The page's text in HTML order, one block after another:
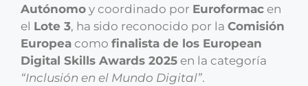
Autónomo y coordinado por Euroformac en
el Lote 3, ha sido reconocido por la Comisión
Europea como finalista de los European
Digital Skills Awards 2025 en la categoría
“Inclusión en el Mundo Digital”.